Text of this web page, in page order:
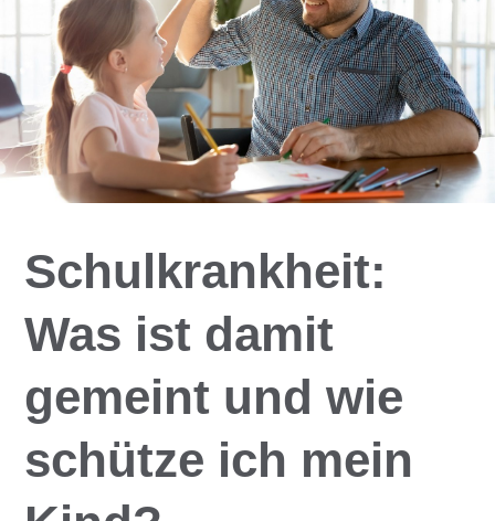
Schulkrankheit:
Was ist damit
gemeint und wie
schütze ich mein